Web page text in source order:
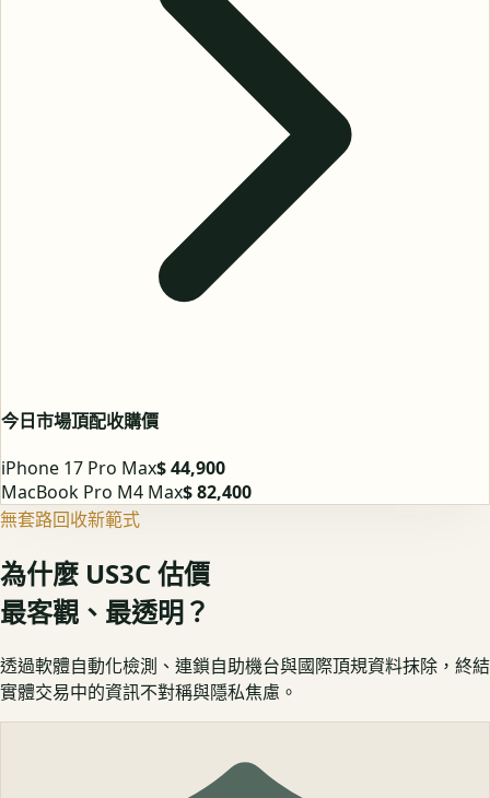
今日市場頂配收購價
iPhone 17 Pro Max$ 44,900
MacBook Pro M4 Max$ 82,400
無套路回收新範式
為什麼 US3C 估價
最客觀、最透明？
透過軟體自動化檢測、連鎖自助機台與國際頂規資料抹除，終結
實體交易中的資訊不對稱與隱私焦慮。